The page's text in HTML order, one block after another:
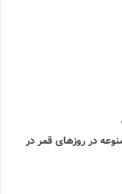
در روزهای قمر در